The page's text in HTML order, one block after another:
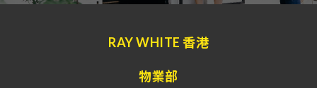
RAY WHITE 香港
物業部